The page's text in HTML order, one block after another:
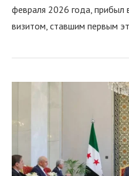
февраля 2026 года,
визитом, ставшим первым